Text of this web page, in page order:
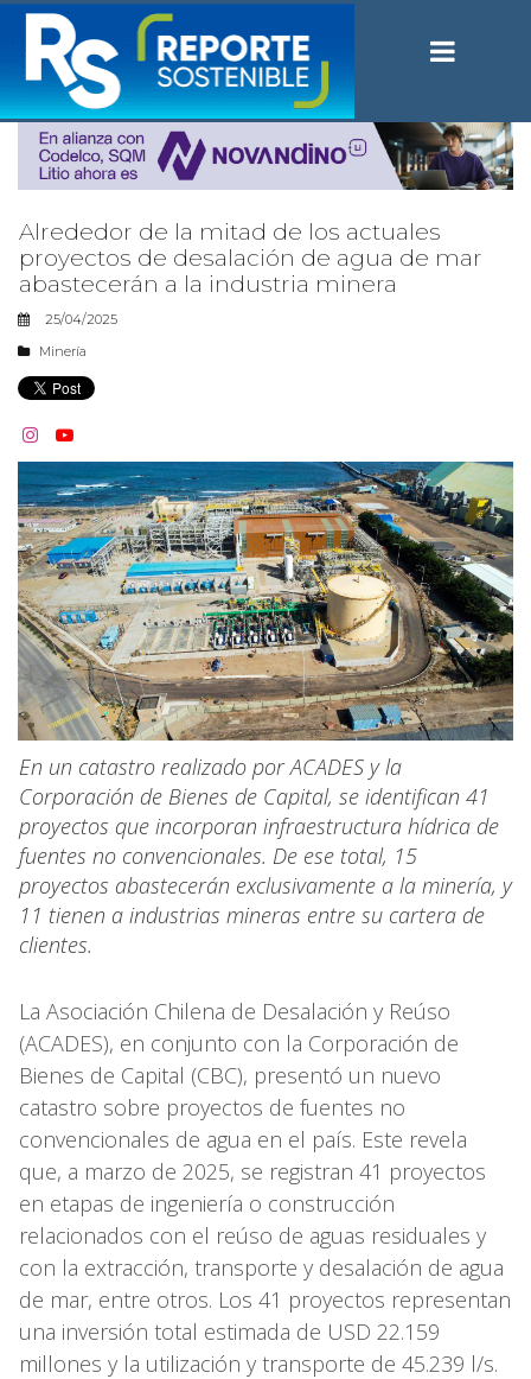
Alrededor de la mitad de los actuales
proyectos de desalación de agua de mar
abastecerán a la industria minera
25/04/2025
Minería
 
En un catastro realizado por ACADES y la
Corporación de Bienes de Capital, se identifican 41
proyectos que incorporan infraestructura hídrica de
fuentes no convencionales. De ese total, 15
proyectos abastecerán exclusivamente a la minería, y
11 tienen a industrias mineras entre su cartera de
clientes.
La Asociación Chilena de Desalación y Reúso
(ACADES), en conjunto con la Corporación de
Bienes de Capital (CBC), presentó un nuevo
catastro sobre proyectos de fuentes no
convencionales de agua en el país. Este revela
que, a marzo de 2025, se registran 41 proyectos
en etapas de ingeniería o construcción
relacionados con el reúso de aguas residuales y
con la extracción, transporte y desalación de agua
de mar, entre otros. Los 41 proyectos representan
una inversión total estimada de USD 22.159
millones y la utilización y transporte de 45.239 l/s.